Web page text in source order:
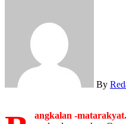
By
angkalan -